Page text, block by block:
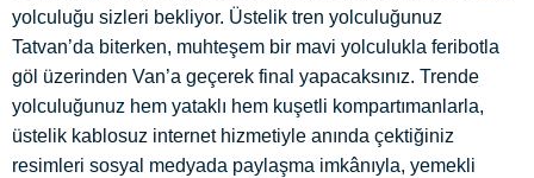
yolculuğu sizleri bekliyor. Üstelik tren yolculuğunuz
Tatvan’da biterken, muhteşem bir mavi yolculukla feribotla
göl üzerinden Van’a geçerek final yapacaksınız. Trende
yolculuğunuz hem yataklı hem kuşetli kompartımanlarla,
üstelik kablosuz internet hizmetiyle anında çektiğiniz
resimleri sosyal medyada paylaşma imkânıyla, yemekli